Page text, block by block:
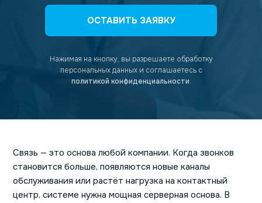
ОСТАВИТЬ ЗАЯВКУ
Нажимая на кнопку, вы разрешаете обработку
персональных данных и соглашаетесь с
политикой конфиденциальности.
Связь — это основа любой компании. Когда звонков
становится больше, появляются новые каналы
обслуживания или растёт нагрузка на контактный
центр, системе нужна мощная серверная основа. В